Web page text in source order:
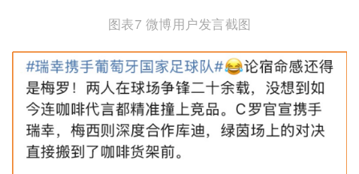
图表7 微博用户发言截图